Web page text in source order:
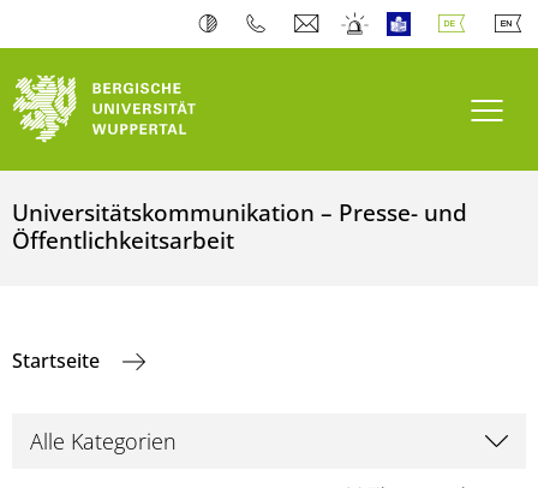
Universitätskommunikation – Presse- und
Öffentlichkeitsarbeit
Startseite